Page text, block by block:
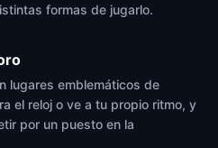
formas de jugarlo.
lugares emblemáticos de
el reloj o ve a tu propio ritmo, y
por un puesto en la